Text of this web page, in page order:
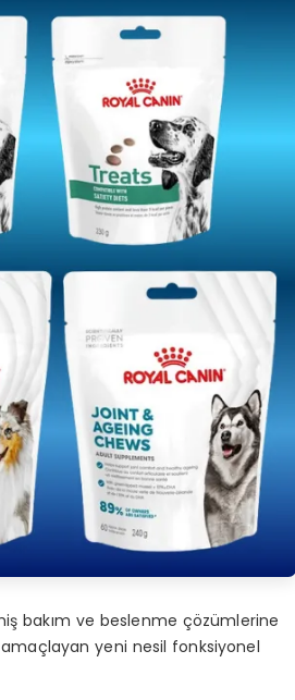
bakım ve beslenme çözümlerine
amaçlayan yeni nesil fonksiyonel